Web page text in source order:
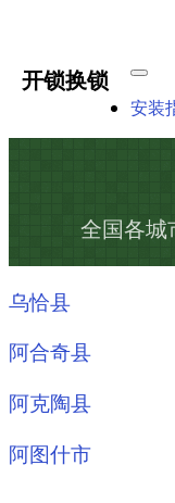
开锁换锁
安装
全国各城
乌恰县
阿合奇县
阿克陶县
阿图什市